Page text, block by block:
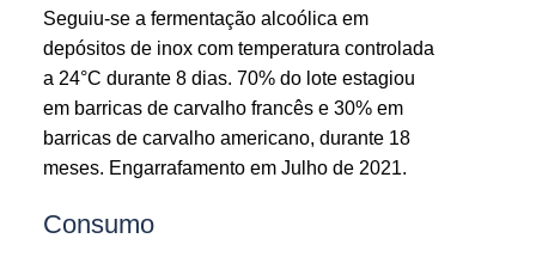
Seguiu-se a fermentação alcoólica em
depósitos de inox com temperatura controlada
a 24°C durante 8 dias. 70% do lote estagiou
em barricas de carvalho francês e 30% em
barricas de carvalho americano, durante 18
meses. Engarrafamento em Julho de 2021.
Consumo